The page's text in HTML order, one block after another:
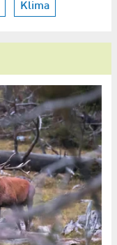
Klima